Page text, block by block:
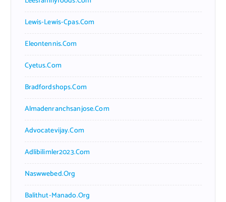
Lewis-Lewis-Cpas.com
Eleontennis.com
Cyetus.com
Bradfordshops.com
Almadenranchsanjose.com
Advocatevijay.com
Adlibilimler2023.com
Naswwebed.org
Balithut-Manado.org